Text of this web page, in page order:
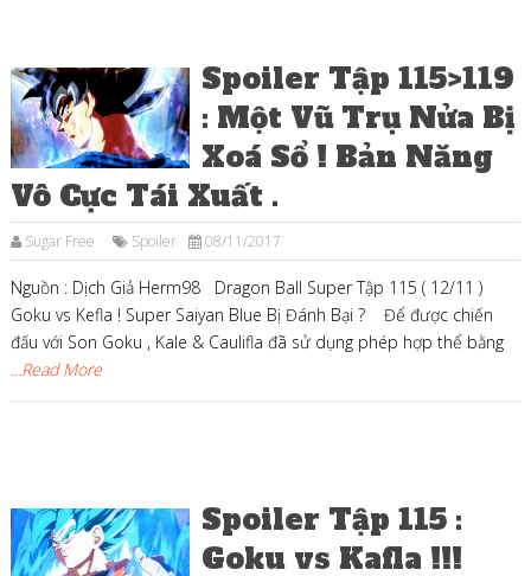
Spoiler Tập 115>119
: Một Vũ Trụ Nửa Bị
Xoá Sổ ! Bản Năng
Vô Cực Tái Xuất .
Sugar Free Spoiler 08/11/2017
Nguồn : Dịch Giả Herm98 Dragon Ball Super Tập 115 ( 12/11 )
Goku vs Kefla ! Super Saiyan Blue Bị Đánh Bại ? Để được chiến
đấu với Son Goku , Kale & Caulifla đã sử dụng phép hợp thể bằng
...Read More
Spoiler Tập 115 :
Goku vs Kafla !!!